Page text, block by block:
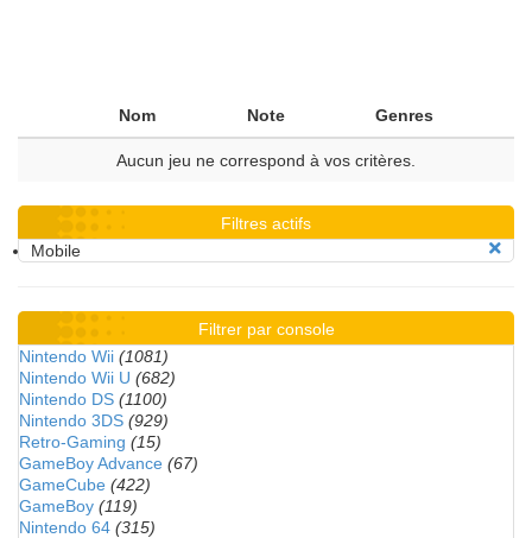
Nom Note Genres
Aucun jeu ne correspond à vos critères.
Filtres actifs
Mobile
Filtrer par console
Nintendo Wii (1081)
Nintendo Wii U (682)
Nintendo DS (1100)
Nintendo 3DS (929)
Retro-Gaming (15)
GameBoy Advance (67)
GameCube (422)
GameBoy (119)
Nintendo 64 (315)